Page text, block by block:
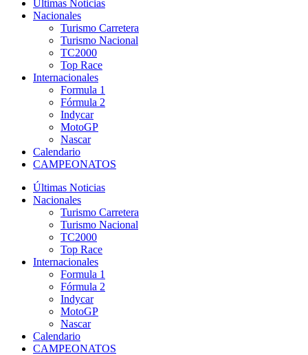
Últimas Noticias
Nacionales
Turismo Carretera
Turismo Nacional
TC2000
Top Race
Internacionales
Formula 1
Fórmula 2
Indycar
MotoGP
Nascar
Calendario
CAMPEONATOS
Últimas Noticias
Nacionales
Turismo Carretera
Turismo Nacional
TC2000
Top Race
Internacionales
Formula 1
Fórmula 2
Indycar
MotoGP
Nascar
Calendario
CAMPEONATOS